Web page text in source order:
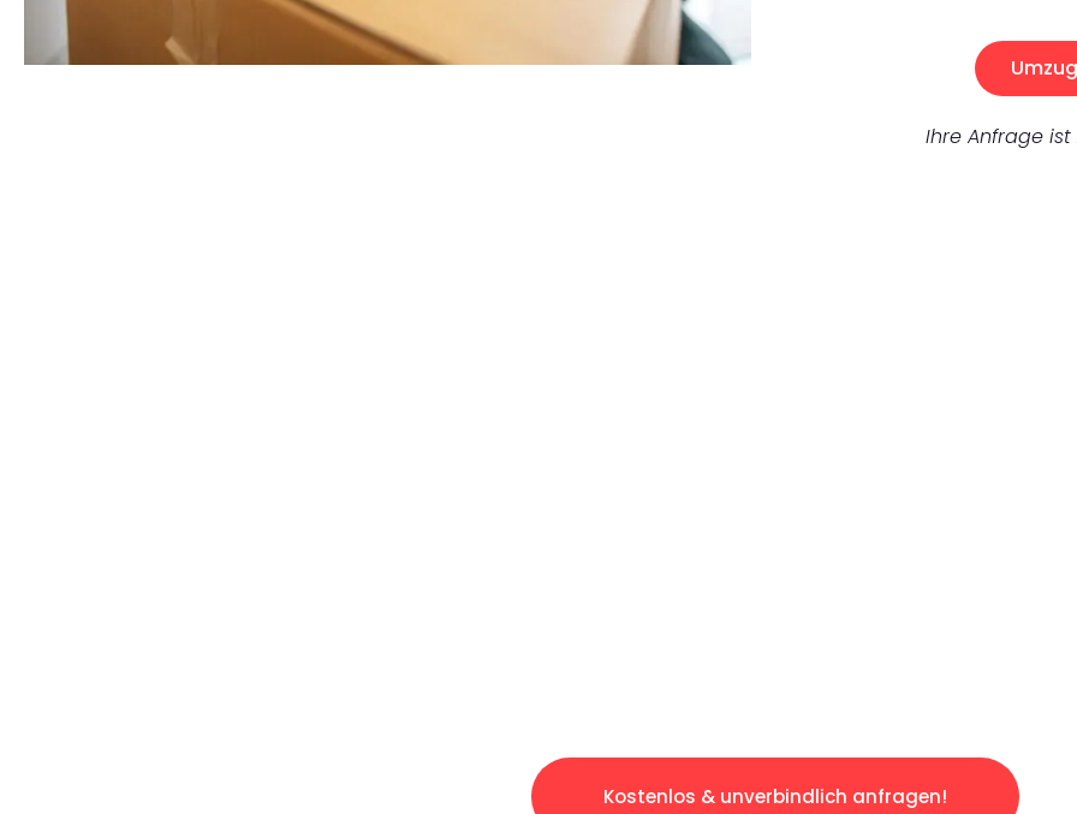
Ihre Anfrage ist
Kostenlos & unverbindlich anfragen!